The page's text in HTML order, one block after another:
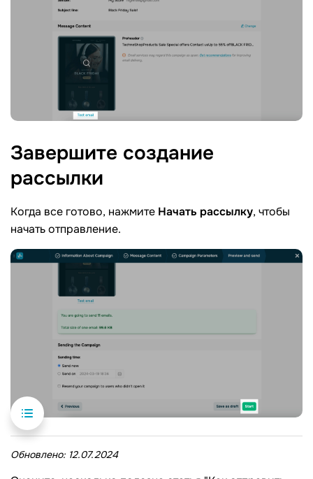
Завершите создание
рассылки
Когда все готово, нажмите Начать рассылку, чтобы
начать отправление.
Обновлено: 12.07.2024